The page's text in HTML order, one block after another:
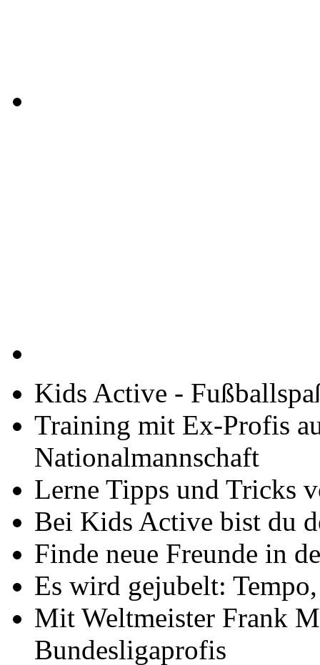
Kids Active -
Training mit Ex-Profis
Nationalmannschaft
Lerne Tipps und Tricks
Bei Kids Active bist du
Finde neue Freunde in
Es wird gejubelt:
Mit Weltmeister Frank
Bundesligaprofis